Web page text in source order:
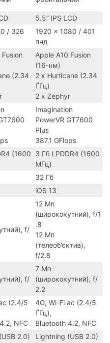
5.5” IPS LCD
/ 326
1920 x 1080 / 401
пнд
(2.34
Apple A10 Fusion
(16-нм)
2 x Hurricane (2.34
ҐГц)
2 x Zephyr
Imagination
PowerVR GT7600
Plus
387.1 GFlops
(1600
3 Гб LPDDR4 (1600
МГц)
32 Гб
iOS 13
f/
12 Мп
(ширококутний), f/1
.8
12 Мп
(телеоб’єктив),
f/2.8
f/
7 Мп
(ширококутний), f/
2.2
(2.4/5
NFC
4G, Wi-Fi ac (2.4/5
ҐГц),
Bluetooth 4.2, NFC
2.0) Lightning (USB 2.0)